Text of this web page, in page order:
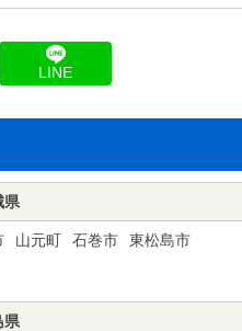
LINE
県
山元町 石巻市
東松島市
県